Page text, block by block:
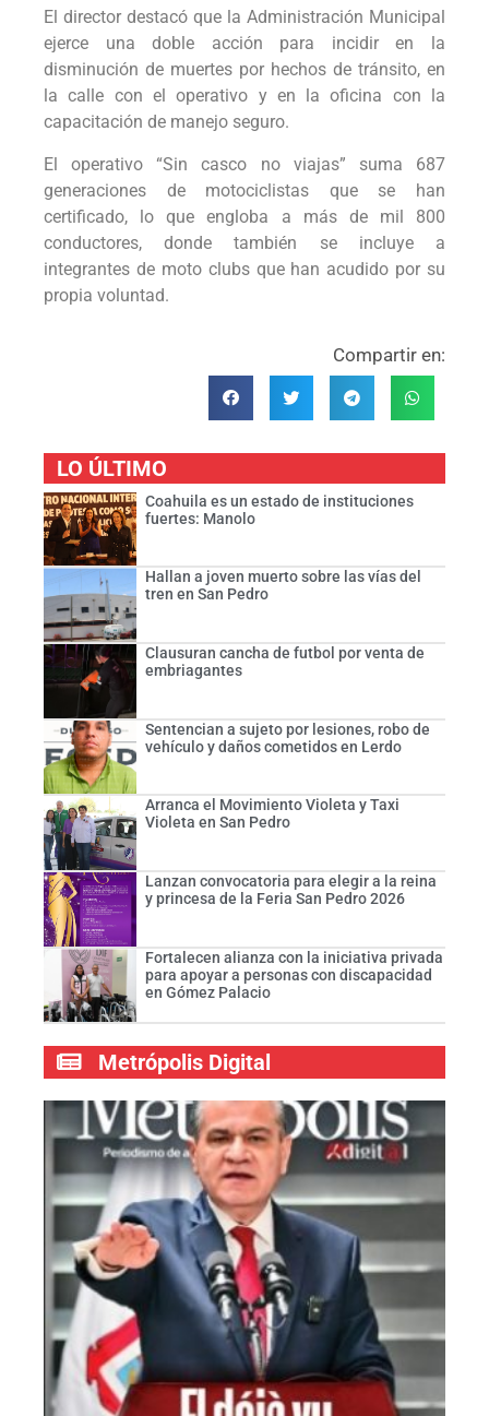
El director destacó que la Administración Municipal
ejerce una doble acción para incidir en la
disminución de muertes por hechos de tránsito, en
la calle con el operativo y en la oficina con la
capacitación de manejo seguro.
El operativo “Sin casco no viajas” suma 687
generaciones de motociclistas que se han
certificado, lo que engloba a más de mil 800
conductores, donde también se incluye a
integrantes de moto clubs que han acudido por su
propia voluntad.
Compartir en:
LO ÚLTIMO
Coahuila es un estado de instituciones
fuertes: Manolo
Hallan a joven muerto sobre las vías del
tren en San Pedro
Clausuran cancha de futbol por venta de
embriagantes
Sentencian a sujeto por lesiones, robo de
vehículo y daños cometidos en Lerdo
Arranca el Movimiento Violeta y Taxi
Violeta en San Pedro
Lanzan convocatoria para elegir a la reina
y princesa de la Feria San Pedro 2026
Fortalecen alianza con la iniciativa privada
para apoyar a personas con discapacidad
en Gómez Palacio
Metrópolis Digital